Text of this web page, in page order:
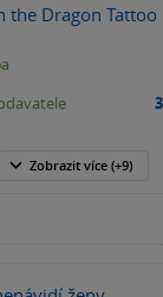
the Dragon Tattoo
Zobrazit více (+9)